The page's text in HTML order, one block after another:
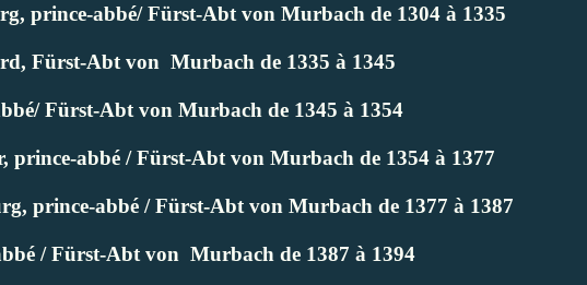
prince-abbé/ Fürst-Abt von Murbach de 1304 à 1335
Fürst-Abt von Murbach de 1335 à 1345
Fürst-Abt von Murbach de 1345 à 1354
prince-abbé / Fürst-Abt von Murbach de 1354 à 1377
prince-abbé / Fürst-Abt von Murbach de 1377 à 1387
/ Fürst-Abt von Murbach de 1387 à 1394